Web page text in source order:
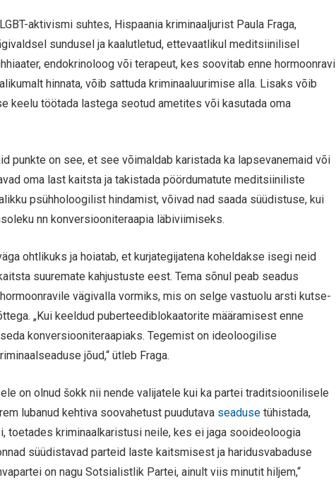
aktivismi suhtes, Hispaania kriminaaljurist Paula Fraga,
sundusel ja kaalutletud, ettevaatlikul meditsiinilisel
endokrinoloog või terapeut, kes soovitab enne hormoonravi
hinnata, võib sattuda kriminaaluurimise alla. Lisaks võib
keelu töötada lastega seotud ametites või kasutada oma
punkte on see, et see võimaldab karistada ka lapsevanemaid või
oma last kaitsta ja takistada pöördumatute meditsiiniliste
psühholoogilist hindamist, võivad nad saada süüdistuse, kui
nn konversiooniteraapia läbiviimiseks.
ohtlikuks ja hoiatab, et kurjategijatena koheldakse isegi neid
suuremate kahjustuste eest. Tema sõnul peab seadus
vägivalla vormiks, mis on selge vastuolu arsti kutse-
„Kui keeldud puberteediblokaatorite määramisest enne
konversiooniteraapiaks. Tegemist on ideoloogilise
jõud,“ ütleb Fraga.
on olnud šokk nii nende valijatele kui ka partei traditsioonilisele
lubanud kehtiva soovahetust puudutava seadusetühistada,
toetades kriminaalkaristusi neile, kes ei jaga sooideoloogia
süüdistavad parteid laste kaitsmisest ja haridusvabaduse
on nagu Sotsialistlik Partei, ainult viis minutit hiljem,“